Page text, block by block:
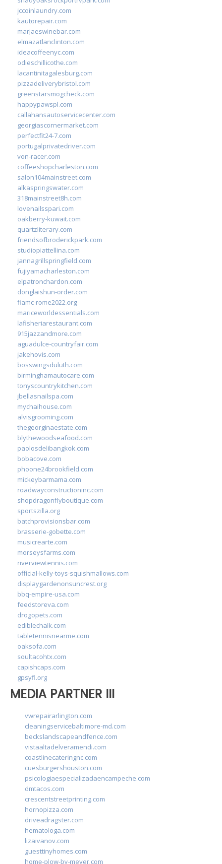
jccoinlaundry.com
kautorepair.com
marjaeswinebar.com
elmazatlanclinton.com
ideacoffeenyc.com
odieschillicothe.com
lacantinitagalesburg.com
pizzadeliverybristol.com
greenstarsmogcheck.com
happypawspl.com
callahansautoservicecenter.com
georgiascornermarket.com
perfectfit24-7.com
portugalprivatedriver.com
von-racer.com
coffeeshopcharleston.com
salon104mainstreet.com
alkaspringswater.com
318mainstreet8h.com
lovenailsspari.com
oakberry-kuwait.com
quartzliterary.com
friendsofbroderickpark.com
studiopiattellina.com
jannagrillspringfield.com
fujiyamacharleston.com
elpatronchardon.com
donglaishun-order.com
fiamc-rome2022.org
mariceworldessentials.com
lafisheriarestaurant.com
915jazzandmore.com
aguadulce-countryfair.com
jakehovis.com
bosswingsduluth.com
birminghamautocare.com
tonyscountrykitchen.com
jbellasnailspa.com
mychaihouse.com
alvisgrooming.com
thegeorginaestate.com
blythewoodseafood.com
paolosdelibangkok.com
bobacove.com
phoone24brookfield.com
mickeybarmama.com
roadwayconstructioninc.com
shopdragonflyboutique.com
sportszilla.org
batchprovisionsbar.com
brasserie-gobette.com
musicrearte.com
morseysfarms.com
riverviewtennis.com
official-kelly-toys-squishmallows.com
displaygardenonsuncrest.org
bbq-empire-usa.com
feedstoreva.com
drogopets.com
ediblechalk.com
tabletennisnearme.com
oaksofa.com
soultacohtx.com
capishcaps.com
gpsyfl.org
MEDIA PARTNER III
vwrepairarlington.com
cleaningservicebaltimore-md.com
beckslandscapeandfence.com
vistaaltadelveramendi.com
coastlinecateringnc.com
cuesburgershouston.com
psicologiaespecializadaencampeche.com
dmtacos.com
crescentstreetprinting.com
hornopizza.com
driveadragster.com
hematologa.com
lizaivanov.com
guesttinyhomes.com
home-plow-by-meyer.com